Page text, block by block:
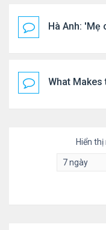
Hà Anh: 'Mẹ
What Makes
Hiển